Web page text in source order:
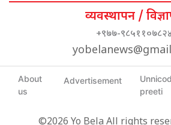
व्यवस्थापन /
+९७७-
About
us
Advertisement
preeti
©2026 Yo Bela All rights